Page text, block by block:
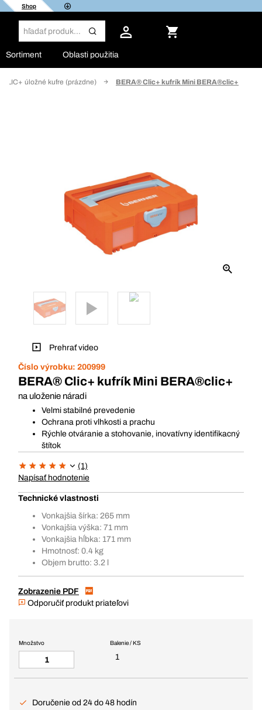
Shop
Sortiment Oblasti použitia
úložné kufre (prázdne) BERA® Clic+ kufrík Mini BERA®clic+
Prehrať video
Číslo výrobku: 200999
BERA® Clic+ kufrík Mini BERA®clic+
na uloženie náradi
Velmi stabilné prevedenie
Ochrana proti vlhkosti a prachu
Rýchle otváranie a stohovanie, inovatívny identifikacný
štítok
(1)
Napísať hodnotenie
Technické vlastnosti
Vonkajšia šírka: 265 mm
Vonkajšia výška: 71 mm
Vonkajšia hĺbka: 171 mm
Hmotnosť: 0.4 kg
Objem brutto: 3.2 l
Zobrazenie PDF
Odporučiť produkt priateľovi
Balenie / KS
1
Množstvo
Doručenie od 24 do 48 hodín